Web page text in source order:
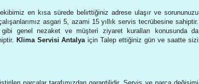
en kısa sürede belirttiğiniz adrese ulaşır ve sorununuzu
asgari 5, azami 15 yıllık servis tecrübesine sahiptir.
genel nezaket ve müşteri ziyaret kuralları konusunda da
Klima Servisi Antalyaiçin Talep ettiğiniz gün ve saatte sizi